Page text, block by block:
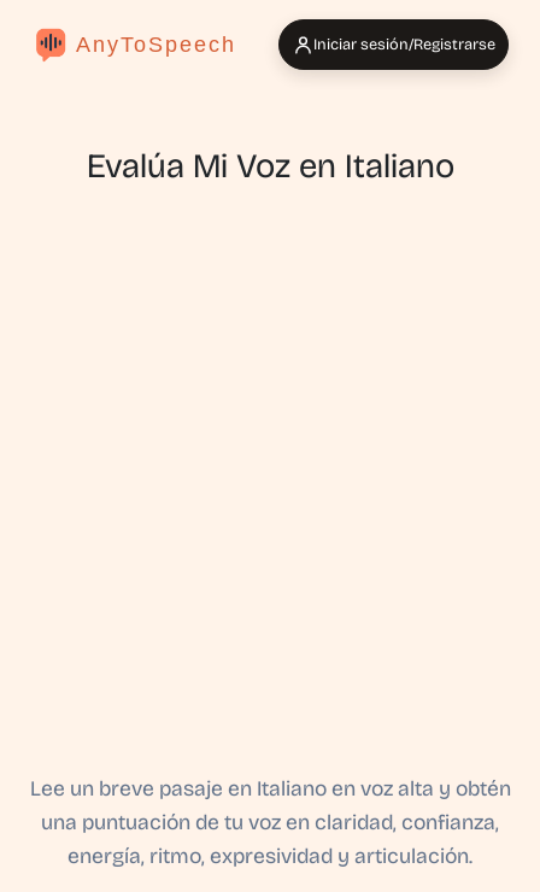
AnyToSpeech Iniciar sesión/Registrarse
Evalúa Mi Voz en Italiano
Lee un breve pasaje en Italiano en voz alta y obtén
una puntuación de tu voz en claridad, confianza,
energía, ritmo, expresividad y articulación.